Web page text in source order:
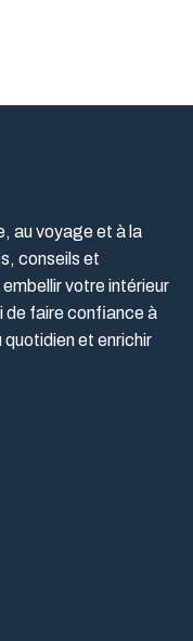
au voyage et à la
conseils et
votre intérieur
de faire confiance à
et enrichir